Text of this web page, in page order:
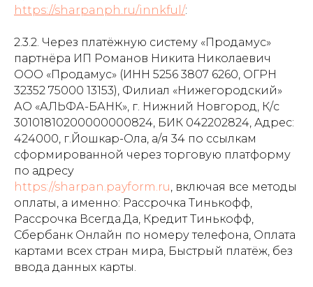
https://sharpanph.ru/innkful/:
2.3.2. Через платёжную систему «Продамус»
партнёра ИП Романов Никита Николаевич
ООО «Продамус» (ИНН 5256 3807 6260, ОГРН
32352 75000 13153), Филиал «Нижегородский»
АО «АЛЬФА-БАНК», г. Нижний Новгород, К/c
30101810200000000824, БИК 042202824, Адрес:
424000, г.Йошкар-Ола, а/я 34 по ссылкам
сформированной через торговую платформу
по адресу
https://sharpan.payform.ru, включая все методы
оплаты, а именно: Рассрочка Тинькофф,
Рассрочка Всегда.Да, Кредит Тинькофф,
Сбербанк Онлайн по номеру телефона, Оплата
картами всех стран мира, Быстрый платёж, без
ввода данных карты.